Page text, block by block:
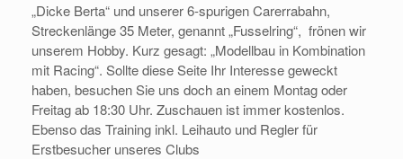
„Dicke Berta“ und unserer 6-spurigen Carerrabahn,
Streckenlänge 35 Meter, genannt „Fusselring“, frönen wir
unserem Hobby. Kurz gesagt: „Modellbau in Kombination
mit Racing“. Sollte diese Seite Ihr Interesse geweckt
haben, besuchen Sie uns doch an einem Montag oder
Freitag ab 18:30 Uhr. Zuschauen ist immer kostenlos.
Ebenso das Training inkl. Leihauto und Regler für
Erstbesucher unseres Clubs